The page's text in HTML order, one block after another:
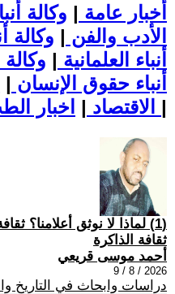
أخبار عامة | وكالة
الأدب والفن | وكالة
أنباء العلمانية | وكالة
أنباء حقوق الإنسان |
الاقتصاد | |
(1) لماذا لا نوثق أعلامنا؟
ثقافة الذاكرة
أحمد موسى قريعي
2026 / 8 / 9
دراسات وابحاث في التاريخ